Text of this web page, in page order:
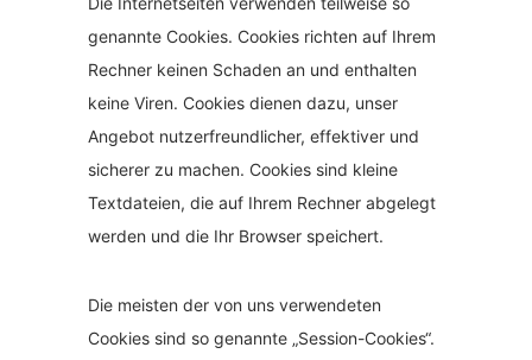
genannte Cookies. Cookies richten auf Ihrem
Rechner keinen Schaden an und enthalten
keine Viren. Cookies dienen dazu, unser
Angebot nutzerfreundlicher, effektiver und
sicherer zu machen. Cookies sind kleine
Textdateien, die auf Ihrem Rechner abgelegt
werden und die Ihr Browser speichert.
Die meisten der von uns verwendeten
Cookies sind so genannte „Session-Cookies“.